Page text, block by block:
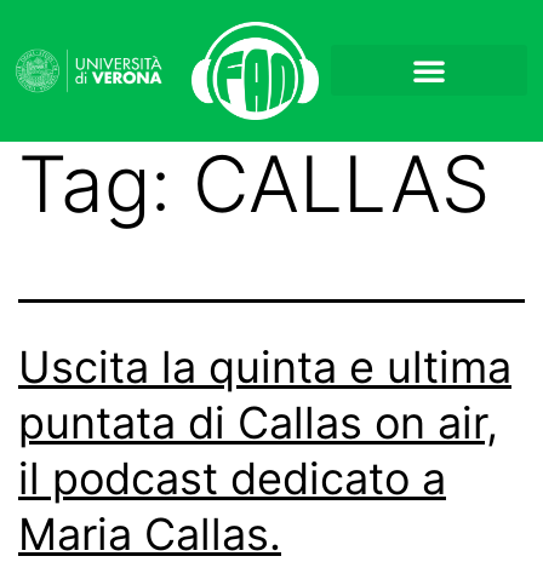
Tag: CALLAS
Uscita la quinta e ultima
puntata di Callas on air,
il podcast dedicato a
Maria Callas.